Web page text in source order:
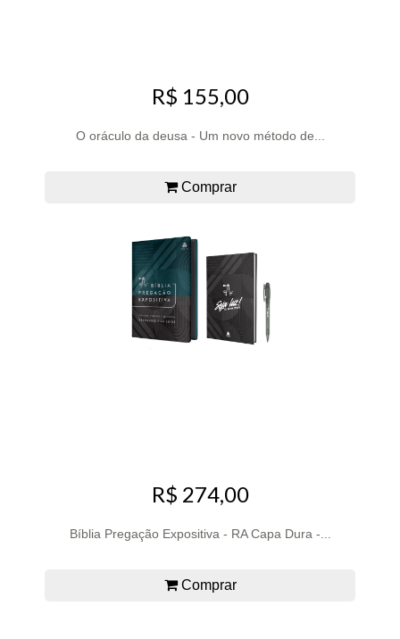
R$ 155,00
O oráculo da deusa - Um novo método de...
Comprar
R$ 274,00
Bíblia Pregação Expositiva - RA Capa Dura -...
Comprar